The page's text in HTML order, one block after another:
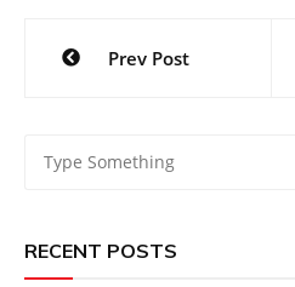
Post
navigation
Prev Post
RECENT POSTS